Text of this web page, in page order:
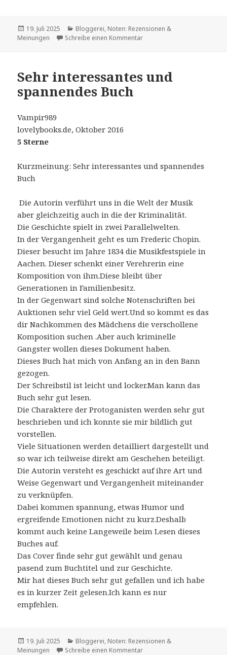
Veröffentlicht
am
19. Juli 2025 Kategorien
Bloggerei, Noten: Rezensionen &
Meinungen
Schreibe einen Kommentarzu „Die verschollenen
Sehr interessantes und
spannendes Buch
Vampir989
lovelybooks.de, Oktober 2016
5 Sterne
Kurzmeinung: Sehr interessantes und spannendes
Buch
Die Autorin verführt uns in die Welt der Musik
aber gleichzeitig auch in die der Kriminalität.
Die Geschichte spielt in zwei Parallelwelten.
In der Vergangenheit geht es um Frederic Chopin.
Dieser besucht im Jahre 1834 die Musikfestspiele in
Aachen. Dieser schenkt einer Verehrerin eine
Komposition von ihm.Diese bleibt über
Generationen in Familienbesitz.
In der Gegenwart sind solche Notenschriften bei
Auktionen sehr viel Geld wert.Und so kommt es das
dir Nachkommen des Mädchens die verschollene
Komposition suchen .Aber auch kriminelle
Gangster wollen dieses Dokument haben.
Dieses Buch hat mich von Anfang an in den Bann
gezogen.
Der Schreibstil ist leicht und locker.Man kann das
Buch sehr gut lesen.
Die Charaktere der Protoganisten werden sehr gut
beschrieben und ich konnte sie mir bildlich gut
vorstellen.
Viele Situationen werden detailliert dargestellt und
so war ich teilweise direkt am Geschehen beteiligt.
Die Autorin versteht es geschickt auf ihre Art und
Weise Gegenwart und Vergangenheit miteinander
zu verknüpfen.
Dabei kommen spannung, etwas Humor und
ergreifende Emotionen nicht zu kurz.Deshalb
kommt auch keine Langeweile beim Lesen dieses
Buches auf.
Das Cover finde sehr gut gewählt und genau
pasend zum Buchtitel und zur Geschichte.
Mir hat dieses Buch sehr gut gefallen und ich habe
es in kurzer Zeit gelesen.Ich kann es nur
empfehlen.
Veröffentlicht
am
19. Juli 2025 Kategorien
Bloggerei, Noten: Rezensionen &
Meinungen
Schreibe einen Kommentarzu Sehr interessantes und